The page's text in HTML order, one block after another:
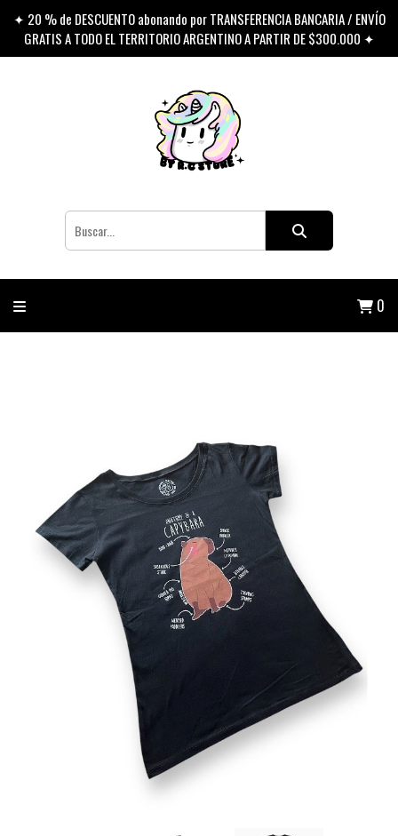
✦ 20 % de DESCUENTO abonando por TRANSFERENCIA BANCARIA / ENVÍO
GRATIS A TODO EL TERRITORIO ARGENTINO A PARTIR DE $300.000 ✦
0